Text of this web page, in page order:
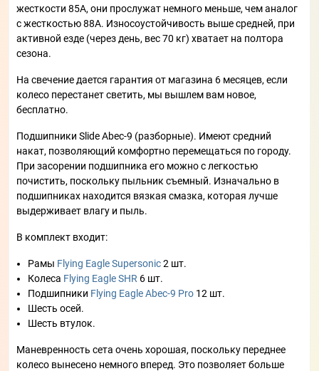
жесткости 85А, они прослужат немного меньше, чем аналог
с жесткостью 88А. Износоустойчивость выше средней, при
активной езде (через день, вес 70 кг) хватает на полтора
сезона.
На свечение дается гарантия от магазина 6 месяцев, если
колесо перестанет светить, мы вышлем вам новое,
бесплатно.
Подшипники Slide Abec-9 (разборные). Имеют средний
накат, позволяющий комфортно перемещаться по городу.
При засорении подшипника его можно с легкостью
почистить, поскольку пыльник съемный. Изначально в
подшипниках находится вязкая смазка, которая лучше
выдерживает влагу и пыль.
В комплект входит:
Рамы Flying Eagle Supersonic2 шт.
Колеса Flying Eagle SHR 6 шт.
Подшипники Flying Eagle Abec-9 Pro 12 шт.
Шесть осей.
Шесть втулок.
Маневренность сета очень хорошая, поскольку переднее
колесо вынесено немного вперед. Это позволяет больше